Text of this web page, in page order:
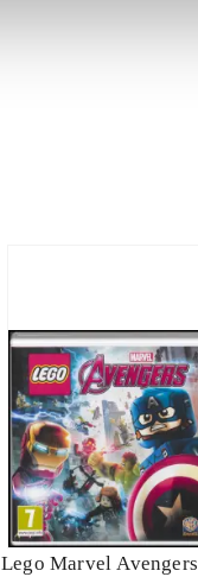
Lego Marvel Avengers